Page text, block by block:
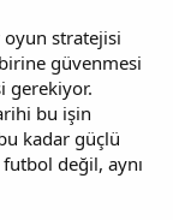
oyun stratejisi
güvenmesi
gerekiyor.
bu işin
kadar güçlü
futbol değil, aynı